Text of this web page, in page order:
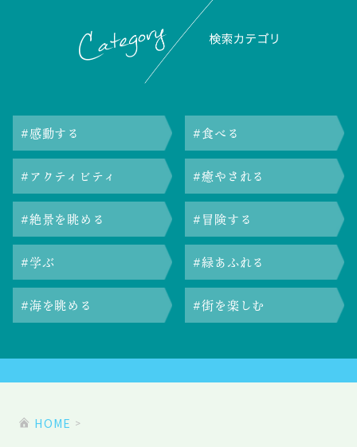
感動する 食べる
アクティビティ 癒やされる
絶景を眺める 冒険する
学ぶ 緑あふれる
海を眺める 街を楽しむ
HOME